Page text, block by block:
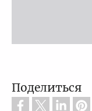
Поделиться